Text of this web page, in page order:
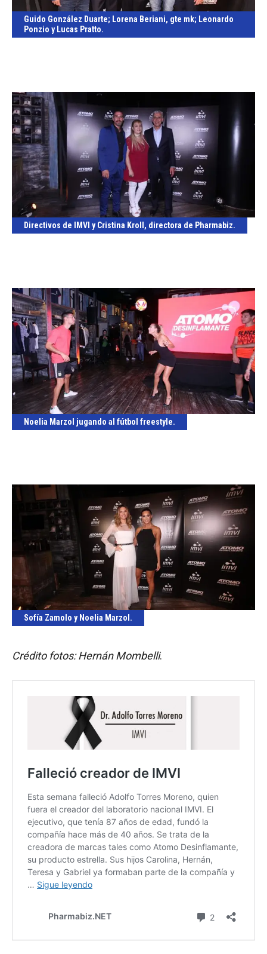
Guido González Duarte; Lorena Beriani, gte mk; Leonardo
Ponzio y Lucas Pratto.
Directivos de IMVI y Cristina Kroll, directora de Pharmabiz.
Noelia Marzol jugando al fútbol freestyle.
Sofía Zamolo y Noelia Marzol.
Crédito fotos: Hernán Mombelli.